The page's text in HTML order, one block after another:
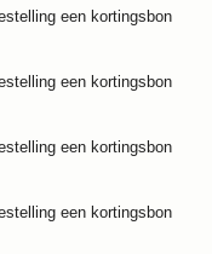
een kortingsbon
een kortingsbon
een kortingsbon
een kortingsbon